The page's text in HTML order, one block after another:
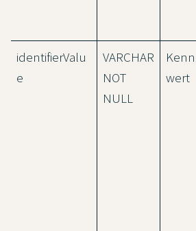
identifierValu
e
VARCHAR
NOT
NULL
wert